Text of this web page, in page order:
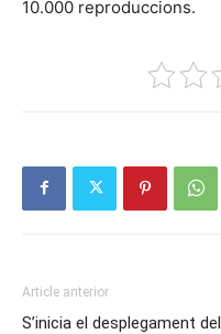
10.000 reproduccions.
Article anterior
S’inicia el desplegament del